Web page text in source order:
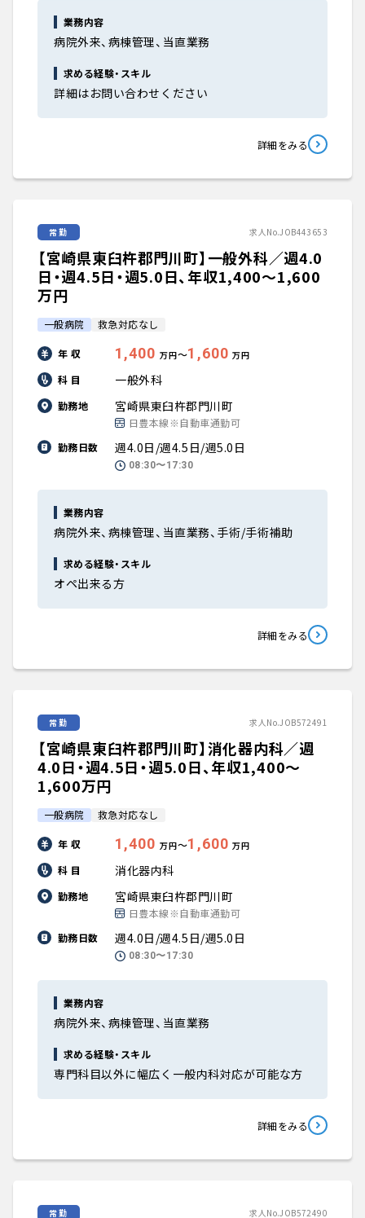
業務内容
病院外来、病棟管理、当直業務
求める経験・スキル
詳細はお問い合わせください
詳細をみる
常勤 求人No.JOB443653
【宮崎県東臼杵郡門川町】一般外科／週4.0
日・週4.5日・週5.0日、年収1,400〜1,600
万円
一般病院 救急対応なし
年 収 1,400 万円〜1,600 万円
科 目 一般外科
勤務地 宮崎県東臼杵郡門川町
日豊本線※自動車通勤可
勤務日数
週4.0日/週4.5日/週5.0日
08:30〜17:30
業務内容
病院外来、病棟管理、当直業務、手術/手術補助
求める経験・スキル
オペ出来る方
詳細をみる
常勤 求人No.JOB572491
【宮崎県東臼杵郡門川町】消化器内科／週
4.0日・週4.5日・週5.0日、年収1,400〜
1,600万円
一般病院 救急対応なし
年 収 1,400 万円〜1,600 万円
科 目 消化器内科
勤務地 宮崎県東臼杵郡門川町
日豊本線※自動車通勤可
勤務日数
週4.0日/週4.5日/週5.0日
08:30〜17:30
業務内容
病院外来、病棟管理、当直業務
求める経験・スキル
専門科目以外に幅広く一般内科対応が可能な方
詳細をみる
常勤 求人No.JOB572490